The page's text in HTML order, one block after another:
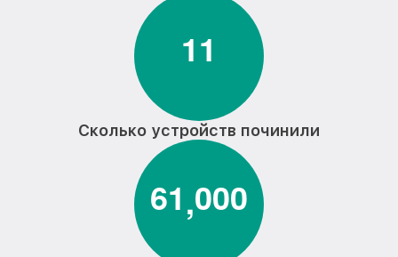
11
Сколько устройств починили
61,000